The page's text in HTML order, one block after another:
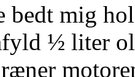
bedt mig
½ liter